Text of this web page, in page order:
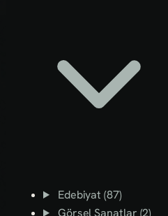
Edebiyat (87)
Görsel Sanatlar (2)